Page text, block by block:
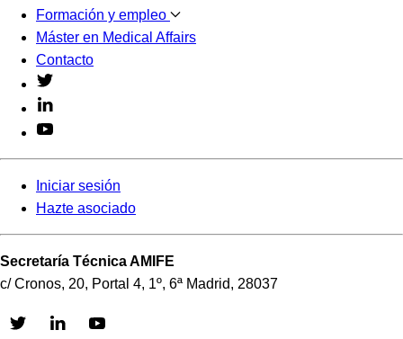
Formación y empleo
Máster en Medical Affairs
Contacto
Iniciar sesión
Hazte asociado
Secretaría Técnica AMIFE
c/ Cronos, 20, Portal 4, 1º, 6ª Madrid, 28037